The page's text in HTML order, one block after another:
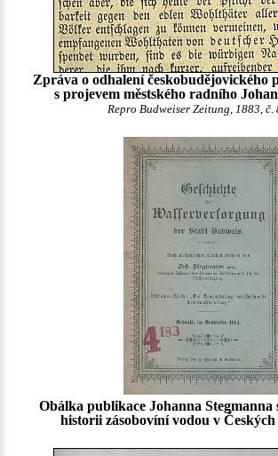
Zpráva o odhalení českobudějovického
s projevem městského radního
Repro Budweiser Zeitung, 1883, č.
Obálka publikace Johanna Stegmanna
historii zásobovíní vodou v